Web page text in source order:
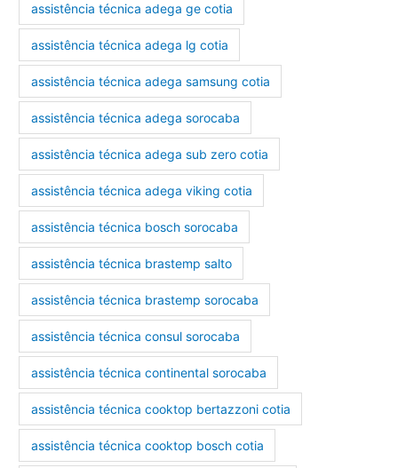
assistência técnica adega ge cotia
assistência técnica adega lg cotia
assistência técnica adega samsung cotia
assistência técnica adega sorocaba
assistência técnica adega sub zero cotia
assistência técnica adega viking cotia
assistência técnica bosch sorocaba
assistência técnica brastemp salto
assistência técnica brastemp sorocaba
assistência técnica consul sorocaba
assistência técnica continental sorocaba
assistência técnica cooktop bertazzoni cotia
assistência técnica cooktop bosch cotia